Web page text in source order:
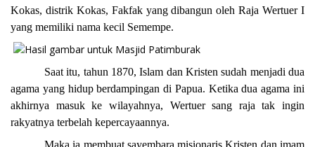
Kokas, distrik Kokas, Fakfak yang dibangun oleh Raja Wertuer I
yang memiliki nama kecil Semempe.
Saat itu, tahun 1870, Islam dan Kristen sudah menjadi dua
agama yang hidup berdampingan di Papua. Ketika dua agama ini
akhirnya masuk ke wilayahnya, Wertuer sang raja tak ingin
rakyatnya terbelah kepercayaannya.
Maka ia membuat sayembara misionaris Kristen dan imam